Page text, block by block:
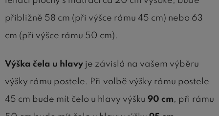
přibližně 58 cm (při výšce rámu 45 cm) nebo 63
cm (při výšce rámu 50 cm).
Výška čela u hlavy je závislá na vašem výběru
výšky rámu postele. Při volbě výšky rámu postele
45 cm bude mít čelo u hlavy výšku 90 cm, při rámu